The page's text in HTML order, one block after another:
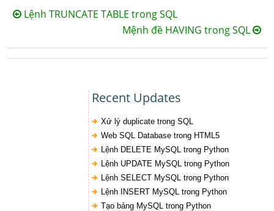
Lệnh TRUNCATE TABLE trong SQL
Mệnh đề HAVING trong SQL
Recent Updates
Xử lý duplicate trong SQL
Web SQL Database trong HTML5
Lệnh DELETE MySQL trong Python
Lệnh UPDATE MySQL trong Python
Lệnh SELECT MySQL trong Python
Lệnh INSERT MySQL trong Python
Tạo bảng MySQL trong Python